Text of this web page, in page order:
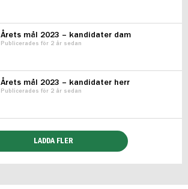
Årets mål 2023 – kandidater dam
Publicerades för 2 år sedan
Årets mål 2023 – kandidater herr
Publicerades för 2 år sedan
LADDA FLER